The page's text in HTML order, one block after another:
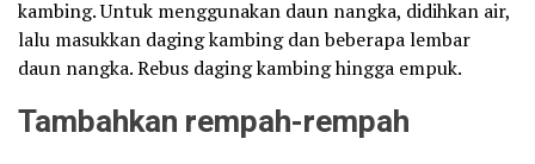
kambing. Untuk menggunakan daun nangka, didihkan air,
lalu masukkan daging kambing dan beberapa lembar
daun nangka. Rebus daging kambing hingga empuk.
Tambahkan rempah-rempah